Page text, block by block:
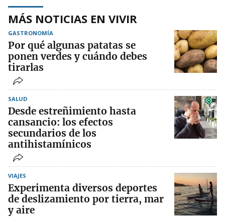
MÁS NOTICIAS EN VIVIR
GASTRONOMÍA
Por qué algunas patatas se
ponen verdes y cuándo debes
tirarlas
SALUD
Desde estreñimiento hasta
cansancio: los efectos
secundarios de los
antihistamínicos
VIAJES
Experimenta diversos deportes
de deslizamiento por tierra, mar
y aire